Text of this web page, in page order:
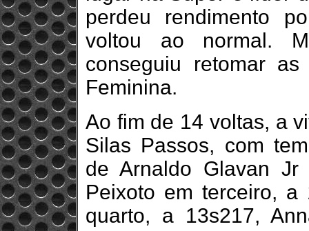
perdeu rendimento
voltou ao normal.
conseguiu retomar
Feminina.
Ao fim de 14 voltas, a
Silas Passos, com
de Arnaldo Glavan
Peixoto em terceiro, a
quarto, a 13s217,